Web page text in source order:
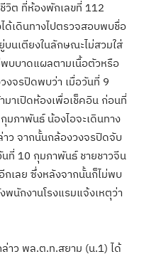
วิต ที่ห้องพักเลขที่ 112
ด้เดินทางไปตรวจสอบพบชื่อ
บนเตียงในลักษณะไม่สวมใส่
บบาดแผลตามเนื้อตัวหรือ
งจรปิดพบว่า เมื่อวันที่ 9
มาเปิดห้องเพื่อเช็คอิน ก่อนที่
มภาพันธ์ น้องไอจะเดินทาง
ว จากนั้นกล้องวงจรปิดจับ
ที่ 10 กุมภาพันธ์ ชายชาวจีน
กเลย ซึ่งหลังจากนั้นก็ไม่พบ
นักงานโรงแรมแจ้งเหตุว่า
ว พล.ต.ท.สยาม (น.1) ได้